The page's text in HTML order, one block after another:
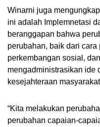
Winarni juga
ini adalah Implemnetasi
beranggapan bahwa
perubahan, baik dari
perkembangan sosial,
mengadministrasikan ide
kesejahteraan
“Kita melakukan
perubahan capaian-